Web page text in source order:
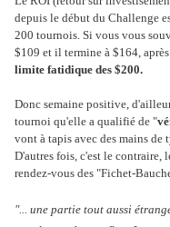
depuis le début du Challenge
200 tournois. Si vous vous
$109 et il termine à $164,
limite fatidique des $200.
Donc semaine positive,
tournoi qu'elle a qualifié de "
vont à tapis avec des mains de
D'autres fois, c'est le contraire,
rendez-vous des "Fichet-
"... une partie tout aussi